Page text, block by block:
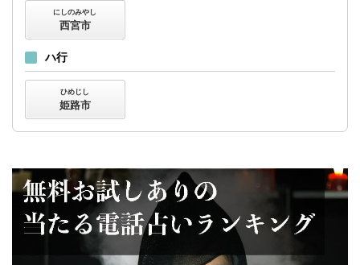
にしのみやし
西宮市
ハ行
ひめじし
姫路市